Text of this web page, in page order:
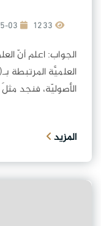
2025-05-03
الجواب: اعلم أنّ
العلميَّة المرتبطة
الأصوليّة، فنجد
المزيد